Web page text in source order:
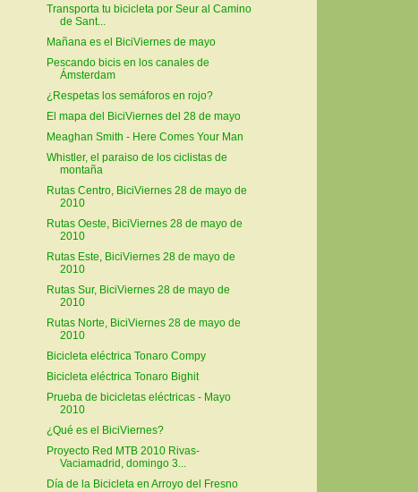
Transporta tu bicicleta por Seur al Camino
de Sant...
Mañana es el BiciViernes de mayo
Pescando bicis en los canales de
Ámsterdam
¿Respetas los semáforos en rojo?
El mapa del BiciViernes del 28 de mayo
Meaghan Smith - Here Comes Your Man
Whistler, el paraiso de los ciclistas de
montaña
Rutas Centro, BiciViernes 28 de mayo de
2010
Rutas Oeste, BiciViernes 28 de mayo de
2010
Rutas Este, BiciViernes 28 de mayo de
2010
Rutas Sur, BiciViernes 28 de mayo de
2010
Rutas Norte, BiciViernes 28 de mayo de
2010
Bicicleta eléctrica Tonaro Compy
Bicicleta eléctrica Tonaro Bighit
Prueba de bicicletas eléctricas - Mayo
2010
¿Qué es el BiciViernes?
Proyecto Red MTB 2010 Rivas-
Vaciamadrid, domingo 3...
Día de la Bicicleta en Arroyo del Fresno